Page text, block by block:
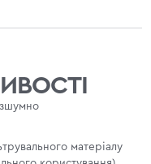
матеріалу